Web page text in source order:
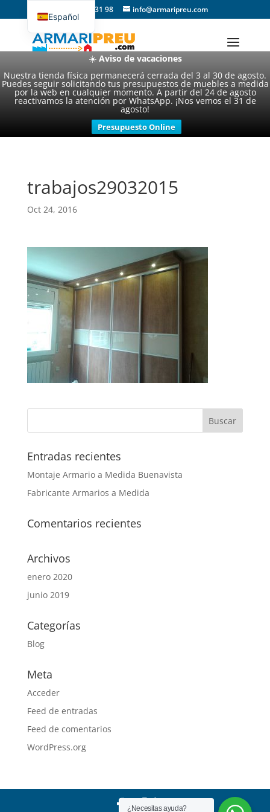
☀️ Aviso de vacaciones
Nuestra tienda física permanecerá cerrada del 3 al 30 de agosto.
Puedes seguir solicitando tus presupuestos de muebles a medida
por la web en cualquier momento. A partir del 24 de agosto
reactivamos la atención por WhatsApp. ¡Nos vemos el 31 de
agosto!
Presupuesto Online
93 357 31 98 info@armaripreu.com
trabajos29032015
Oct 24, 2016
Entradas recientes
Montaje Armario a Medida Buenavista
Fabricante Armarios a Medida
Comentarios recientes
Archivos
enero 2020
junio 2019
Categorías
Blog
Meta
Acceder
Feed de entradas
Feed de comentarios
WordPress.org
¿Necesitas ayuda?
Español
Català